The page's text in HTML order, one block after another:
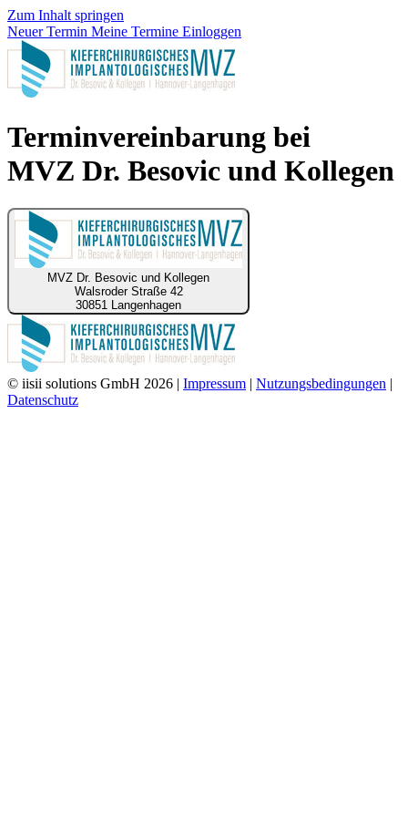
Zum Inhalt springen
Neuer Termin Meine Termine Einloggen
Terminvereinbarung bei
MVZ Dr. Besovic und Kollegen
MVZ Dr. Besovic und Kollegen
Walsroder Straße 42
30851 Langenhagen
© iisii solutions GmbH 2026 | Impressum | Nutzungsbedingungen |
Datenschutz